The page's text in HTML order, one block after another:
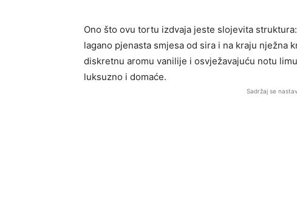
Ono što ovu tortu izdvaja jeste slojevita
lagano pjenasta smjesa od sira i na kraju nježna
diskretnu aromu vanilije i osvježavajuću notu
luksuzno i domaće.
Sadržaj se